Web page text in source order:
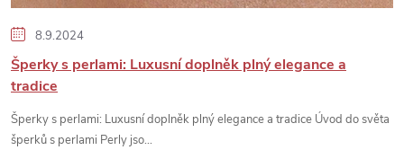
n
k
ů
8.9.2024
Šperky s perlami: Luxusní doplněk plný elegance a
tradice
Šperky s perlami: Luxusní doplněk plný elegance a tradice Úvod do světa
šperků s perlami Perly jso...